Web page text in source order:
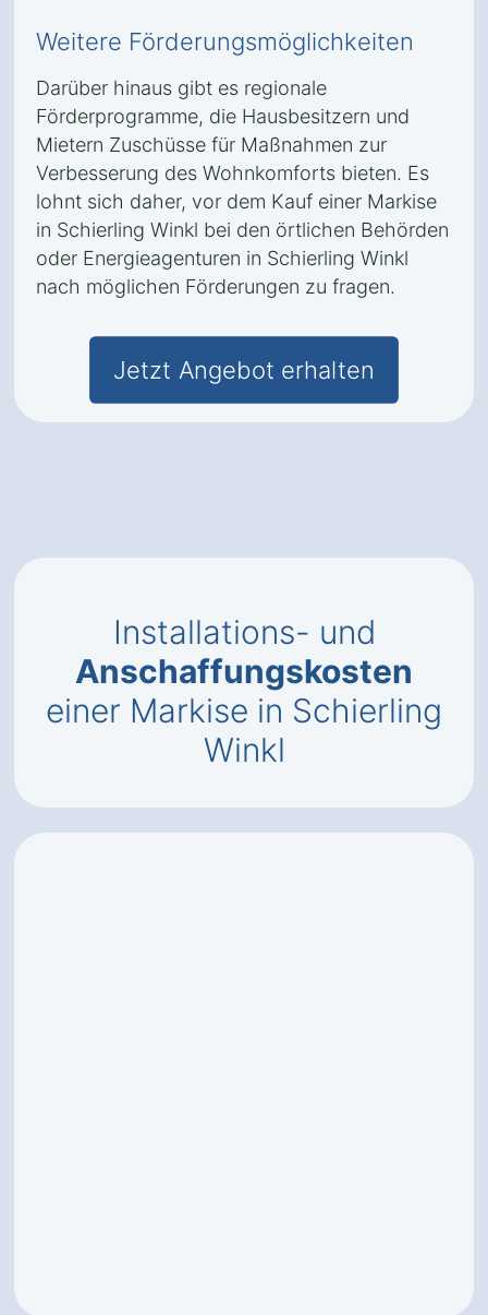
Weitere Förderungsmöglichkeiten
Darüber hinaus gibt es regionale
Förderprogramme, die Hausbesitzern und
Mietern Zuschüsse für Maßnahmen zur
Verbesserung des Wohnkomforts bieten. Es
lohnt sich daher, vor dem Kauf einer Markise
in Schierling Winkl bei den örtlichen Behörden
oder Energieagenturen in Schierling Winkl
nach möglichen Förderungen zu fragen.
Jetzt Angebot erhalten
Installations- und
Anschaffungskosten
einer Markise in Schierling
Winkl